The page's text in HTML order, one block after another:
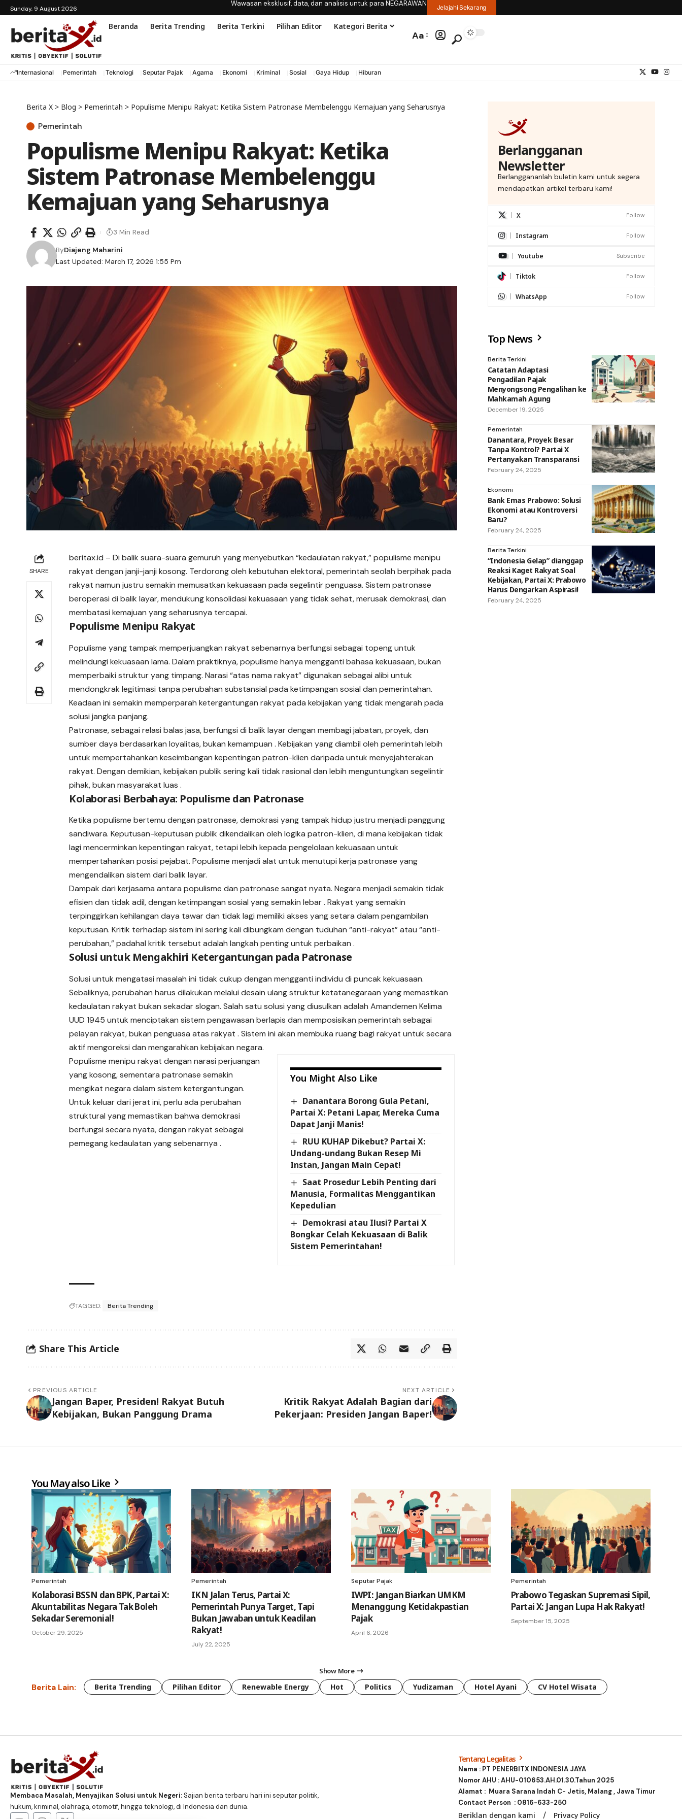
Sunday, 9 August 2026
Wawasan eksklusif, data, dan analisis untuk para NEGARAWAN Jelajahi Sekarang
Beranda Berita Trending Berita Terkini Pilihan Editor Kategori Berita
Aa
Internasional Pemerintah Teknologi Seputar Pajak Agama Ekonomi Kriminal Sosial Gaya Hidup Hiburan
Berita X > Blog > Pemerintah > Populisme Menipu Rakyat: Ketika Sistem Patronase Membelenggu Kemajuan yang Seharusnya
Pemerintah
Populisme Menipu Rakyat: Ketika
Sistem Patronase Membelenggu
Kemajuan yang Seharusnya
Last Updated: March 17, 2026 1:55 Pm
ByDiajeng Maharini
3 Min Read
SHARE
beritax.id – Di balik suara-suara gemuruh yang menyebutkan “kedaulatan rakyat,” populisme menipu
rakyat dengan janji-janji kosong. Terdorong oleh kebutuhan elektoral, pemerintah seolah berpihak pada
rakyat namun justru semakin memusatkan kekuasaan pada segelintir penguasa. Sistem patronase
beroperasi di balik layar, mendukung konsolidasi kekuasaan yang tidak sehat, merusak demokrasi, dan
membatasi kemajuan yang seharusnya tercapai.
Populisme Menipu Rakyat
Populisme yang tampak memperjuangkan rakyat sebenarnya berfungsi sebagai topeng untuk
melindungi kekuasaan lama. Dalam praktiknya, populisme hanya mengganti bahasa kekuasaan, bukan
memperbaiki struktur yang timpang. Narasi “atas nama rakyat” digunakan sebagai alibi untuk
mendongkrak legitimasi tanpa perubahan substansial pada ketimpangan sosial dan pemerintahan.
Keadaan ini semakin memperparah ketergantungan rakyat pada kebijakan yang tidak mengarah pada
solusi jangka panjang.
Patronase, sebagai relasi balas jasa, berfungsi di balik layar dengan membagi jabatan, proyek, dan
sumber daya berdasarkan loyalitas, bukan kemampuan . Kebijakan yang diambil oleh pemerintah lebih
untuk mempertahankan keseimbangan kepentingan patron-klien daripada untuk menyejahterakan
rakyat. Dengan demikian, kebijakan publik sering kali tidak rasional dan lebih menguntungkan segelintir
pihak, bukan masyarakat luas .
Kolaborasi Berbahaya: Populisme dan Patronase
Ketika populisme bertemu dengan patronase, demokrasi yang tampak hidup justru menjadi panggung
sandiwara. Keputusan-keputusan publik dikendalikan oleh logika patron-klien, di mana kebijakan tidak
lagi mencerminkan kepentingan rakyat, tetapi lebih kepada pengelolaan kekuasaan untuk
mempertahankan posisi pejabat. Populisme menjadi alat untuk menutupi kerja patronase yang
mengendalikan sistem dari balik layar.
Dampak dari kerjasama antara populisme dan patronase sangat nyata. Negara menjadi semakin tidak
efisien dan tidak adil, dengan ketimpangan sosial yang semakin lebar . Rakyat yang semakin
terpinggirkan kehilangan daya tawar dan tidak lagi memiliki akses yang setara dalam pengambilan
keputusan. Kritik terhadap sistem ini sering kali dibungkam dengan tuduhan “anti-rakyat” atau “anti-
perubahan,” padahal kritik tersebut adalah langkah penting untuk perbaikan .
Solusi untuk Mengakhiri Ketergantungan pada Patronase
Solusi untuk mengatasi masalah ini tidak cukup dengan mengganti individu di puncak kekuasaan.
Sebaliknya, perubahan harus dilakukan melalui desain ulang struktur ketatanegaraan yang memastikan
kedaulatan rakyat bukan sekadar slogan. Salah satu solusi yang diusulkan adalah Amandemen Kelima
UUD 1945 untuk menciptakan sistem pengawasan berlapis dan memposisikan pemerintah sebagai
pelayan rakyat, bukan penguasa atas rakyat . Sistem ini akan membuka ruang bagi rakyat untuk secara
aktif mengoreksi dan mengarahkan kebijakan negara.
You Might Also Like
Danantara Borong Gula Petani,
Partai X: Petani Lapar, Mereka Cuma
Dapat Janji Manis!
RUU KUHAP Dikebut? Partai X:
Undang-undang Bukan Resep Mi
Instan, Jangan Main Cepat!
Saat Prosedur Lebih Penting dari
Manusia, Formalitas Menggantikan
Kepedulian
Demokrasi atau Ilusi? Partai X
Bongkar Celah Kekuasaan di Balik
Sistem Pemerintahan!
Populisme menipu rakyat dengan narasi perjuangan
yang kosong, sementara patronase semakin
mengikat negara dalam sistem ketergantungan.
Untuk keluar dari jerat ini, perlu ada perubahan
struktural yang memastikan bahwa demokrasi
berfungsi secara nyata, dengan rakyat sebagai
pemegang kedaulatan yang sebenarnya .
TAGGED: Berita Trending
Share This Article
PREVIOUS ARTICLE
Jangan Baper, Presiden! Rakyat Butuh
Kebijakan, Bukan Panggung Drama
NEXT ARTICLE
Kritik Rakyat Adalah Bagian dari
Pekerjaan: Presiden Jangan Baper!
Berlangganan
Newsletter
Berlanggananlah buletin kami untuk segera
mendapatkan artikel terbaru kami!
X Follow
Instagram Follow
Youtube Subscribe
Tiktok Follow
WhatsApp Follow
Top News
Berita Terkini
Catatan Adaptasi
Pengadilan Pajak
Menyongsong Pengalihan ke
Mahkamah Agung
December 19, 2025
Pemerintah
Danantara, Proyek Besar
Tanpa Kontrol? Partai X
Pertanyakan Transparansi
February 24, 2025
Ekonomi
Bank Emas Prabowo: Solusi
Ekonomi atau Kontroversi
Baru?
February 24, 2025
Berita Terkini
“Indonesia Gelap” dianggap
Reaksi Kaget Rakyat Soal
Kebijakan, Partai X: Prabowo
Harus Dengarkan Aspirasi!
February 24, 2025
You May also Like
Pemerintah
Kolaborasi BSSN dan BPK, Partai X:
Akuntabilitas Negara Tak Boleh
Sekadar Seremonial!
October 29, 2025
Pemerintah
IKN Jalan Terus, Partai X:
Pemerintah Punya Target, Tapi
Bukan Jawaban untuk Keadilan
Rakyat!
July 22, 2025
Seputar Pajak
IWPI: Jangan Biarkan UMKM
Menanggung Ketidakpastian
Pajak
April 6, 2026
Pemerintah
Prabowo Tegaskan Supremasi Sipil,
Partai X: Jangan Lupa Hak Rakyat!
September 15, 2025
Show More
Berita Lain: Berita Trending Pilihan Editor Renewable Energy Hot Politics Yudizaman Hotel Ayani CV Hotel Wisata
Membaca Masalah, Menyajikan Solusi untuk Negeri:Sajian berita terbaru hari ini seputar politik,
hukum, kriminal, olahraga, otomotif, hingga teknologi, di Indonesia dan dunia.
Tentang Legalitas
Nama : PT PENERBITX INDONESIA JAYA
Nomor AHU : AHU-010653.AH.01.30.Tahun 2025
Alamat : Muara Sarana Indah C- Jetis, Malang , Jawa Timur
Contact Person : 0816-633-250
Beriklan dengan kami Privacy Policy